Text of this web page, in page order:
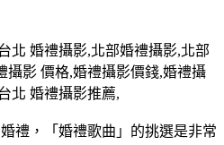
禮，「婚禮歌曲」的挑選是非常